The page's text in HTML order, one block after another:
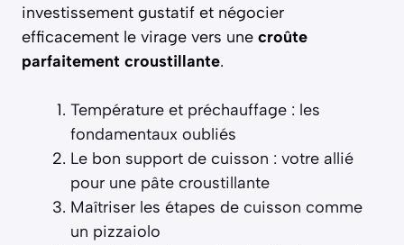
investissement gustatif et négocier
efficacement le virage vers une croûte
parfaitement croustillante.
Température et préchauffage : les
fondamentaux oubliés
Le bon support de cuisson : votre allié
pour une pâte croustillante
Maîtriser les étapes de cuisson comme
un pizzaiolo